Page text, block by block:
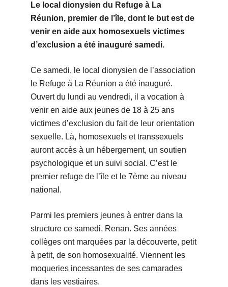
Le local dionysien du Refuge à La
Réunion, premier de l’île, dont le but est de
venir en aide aux homosexuels victimes
d’exclusion a été inauguré samedi.
Ce samedi, le local dionysien de l’association
le Refuge à La Réunion a été inauguré.
Ouvert du lundi au vendredi, il a vocation à
venir en aide aux jeunes de 18 à 25 ans
victimes d’exclusion du fait de leur orientation
sexuelle. Là, homosexuels et transsexuels
auront accès à un hébergement, un soutien
psychologique et un suivi social. C’est le
premier refuge de l’île et le 7ème au niveau
national.
Parmi les premiers jeunes à entrer dans la
structure ce samedi, Renan. Ses années
collèges ont marquées par la découverte, petit
à petit, de son homosexualité. Viennent les
moqueries incessantes de ses camarades
dans les vestiaires.